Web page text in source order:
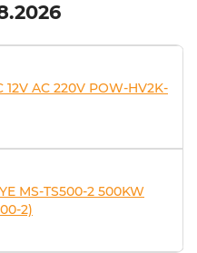
AC 220V POW-HV2K-
MS-TS500-2 500KW
2)